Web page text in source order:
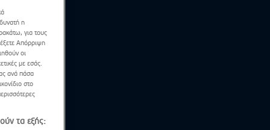
η
για τους
Απόρριψη
οι
με εσάς.
ανά πάσα
στο
τα εξής: